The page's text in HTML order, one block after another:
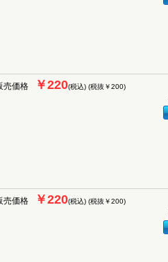
売価格 ￥220(税込) (税抜￥200)
売価格 ￥220(税込) (税抜￥200)